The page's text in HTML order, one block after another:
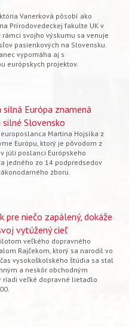
Vanerková pôsobí ako
Prírodovedeckej fakulte UK v
rámci svojho výskumu sa venuje
pasienkových na Slovensku.
vypomáha aj s
európskych projektov.
silná Európa znamená
Slovensko
Martina Hojsíka z
Európu, ktorý je pôvodom z
júli poslanci Európskeho
jedného zo 14 podpredsedov
zboru.
pre niečo zapálený, dokáže
vytúžený cieľ
veľkého dopravného
Rajčekom, ktorý sa narodil vo
vysokoškolského štúdia sa stal
a neskôr obchodným
riadi veľké dopravné lietadlo